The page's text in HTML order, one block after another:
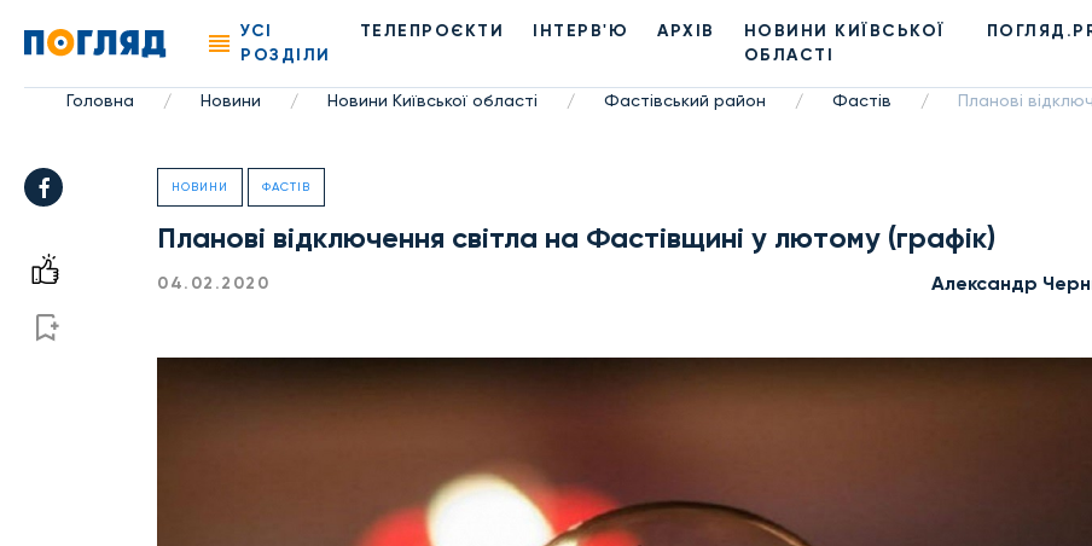
УСІ
РОЗДІЛИ
ТЕЛЕПРОЄКТИ ІНТЕРВ'Ю АРХІВ
НОВИНИ КИЇВСЬКОЇ
ОБЛАСТІ
Головна / Новини / Новини Київської області / Фастівський район / Фастів / Планові
НОВИНИ ФАСТІВ
Планові відключення світла на Фастівщині у лютому (графік)
04.02.2020 Александр